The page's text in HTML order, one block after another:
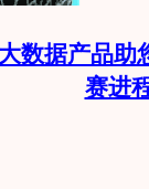
数据产品助
赛进